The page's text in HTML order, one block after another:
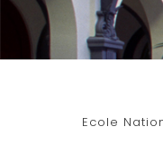
Ecole